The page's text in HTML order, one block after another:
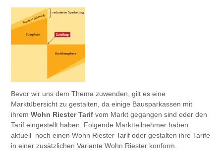
Bevor wir uns dem Thema zuwenden, gilt es eine
Marktübersicht zu gestalten, da einige Bausparkassen mit
ihremWohn Riester Tarif vom Markt gegangen sind oder den
Tarif eingestellt haben. Folgende Marktteilnehmer haben
aktuell noch einen Wohn Riester Tarif oder gestalten ihre Tarife
in einer zusätzlichen Variante Wohn Riester konform.